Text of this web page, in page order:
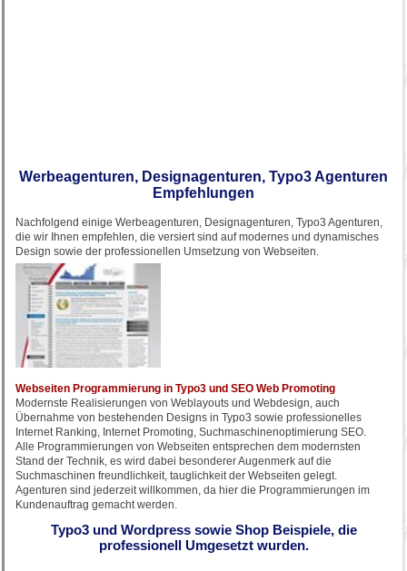
Werbeagenturen, Designagenturen, Typo3 Agenturen
Empfehlungen
Nachfolgend einige Werbeagenturen, Designagenturen, Typo3 Agenturen,
die wir Ihnen empfehlen, die versiert sind auf modernes und dynamisches
Design sowie der professionellen Umsetzung von Webseiten.
Webseiten Programmierung in Typo3 und SEO Web Promoting
Modernste Realisierungen von Weblayouts und Webdesign, auch
Übernahme von bestehenden Designs in Typo3 sowie professionelles
Internet Ranking, Internet Promoting, Suchmaschinenoptimierung SEO.
Alle Programmierungen von Webseiten entsprechen dem modernsten
Stand der Technik, es wird dabei besonderer Augenmerk auf die
Suchmaschinen freundlichkeit, tauglichkeit der Webseiten gelegt.
Agenturen sind jederzeit willkommen, da hier die Programmierungen im
Kundenauftrag gemacht werden.
Typo3 und Wordpress sowie Shop Beispiele, die
professionell Umgesetzt wurden.